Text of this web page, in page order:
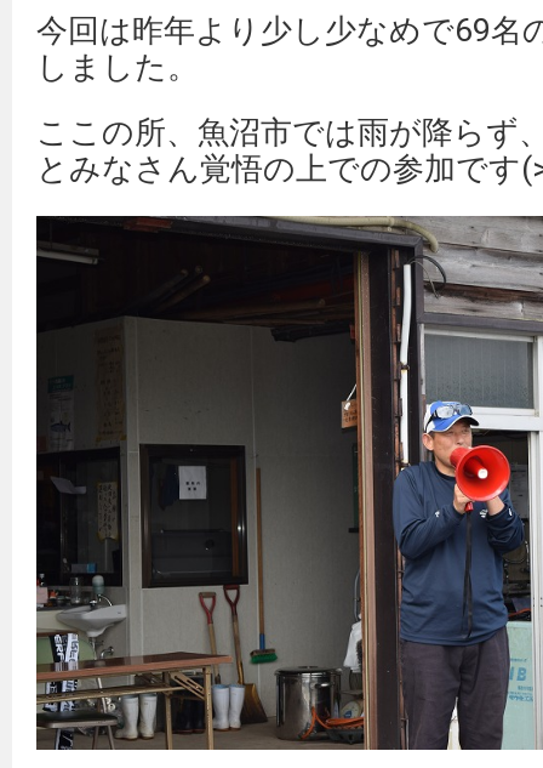
今回は昨年より少し少なめで69名
しました。
ここの所、魚沼市では雨が降らず
とみなさん覚悟の上での参加です